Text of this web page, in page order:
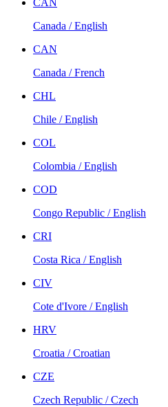
CAN
Canada / English
CAN
Canada / French
CHL
Chile / English
COL
Colombia / English
COD
Congo Republic / English
CRI
Costa Rica / English
CIV
Cote d'Ivore / English
HRV
Croatia / Croatian
CZE
Czech Republic / Czech